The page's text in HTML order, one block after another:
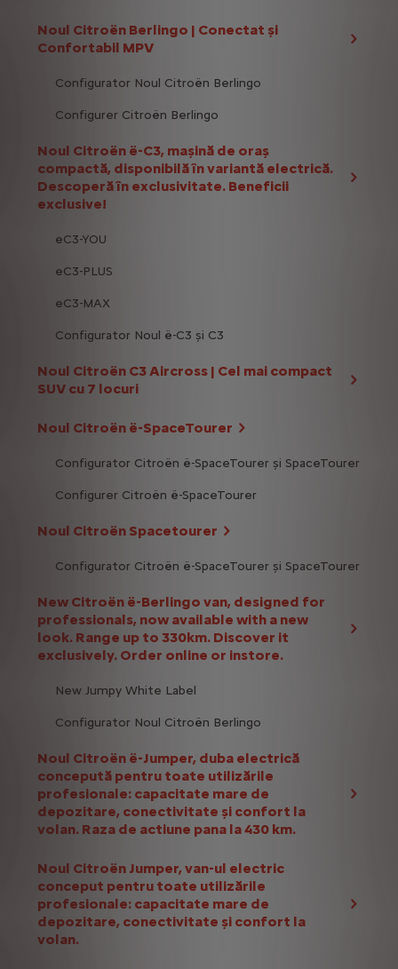
Noul Citroën Berlingo | Conectat și
Confortabil MPV
Configurator Noul Citroën Berlingo
Configurer Citroën Berlingo
Noul Citroën ë-C3, mașină de oraș
compactă, disponibilă în variantă electrică.
Descoperă în exclusivitate. Beneficii
exclusive!
eC3-YOU
eC3-PLUS
eC3-MAX
Configurator Noul ë-C3 și C3
Noul Citroën C3 Aircross | Cel mai compact
SUV cu 7 locuri
Noul Citroën ë-SpaceTourer
Configurator Citroën ë-SpaceTourer și SpaceTourer
Configurer Citroën ë-SpaceTourer
Noul Citroën Spacetourer
Configurator Citroën ë-SpaceTourer și SpaceTourer
New Citroën ë-Berlingo van, designed for
professionals, now available with a new
look. Range up to 330km. Discover it
exclusively. Order online or instore.
New Jumpy White Label
Configurator Noul Citroën Berlingo
Noul Citroën ë-Jumper, duba electrică
concepută pentru toate utilizările
profesionale: capacitate mare de
depozitare, conectivitate și confort la
volan. Raza de actiune pana la 430 km.
Noul Citroën Jumper, van-ul electric
conceput pentru toate utilizările
profesionale: capacitate mare de
depozitare, conectivitate și confort la
volan.